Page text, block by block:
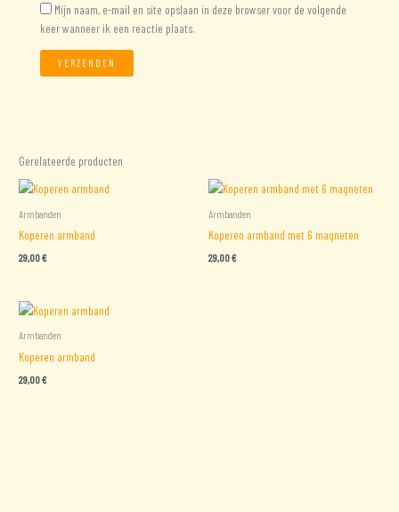
Mijn naam, e-mail en site opslaan in deze browser voor de volgende
keer wanneer ik een reactie plaats.
Gerelateerde producten
Armbanden
Koperen armband
29,00€
Armbanden
Koperen armband met 6 magneten
29,00€
Armbanden
Koperen armband
29,00€